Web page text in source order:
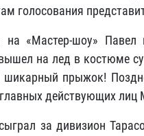
голосования
«Мастер-шоу» Павел
на лед в костюме
шикарный прыжок!
действующих лиц
за дивизион